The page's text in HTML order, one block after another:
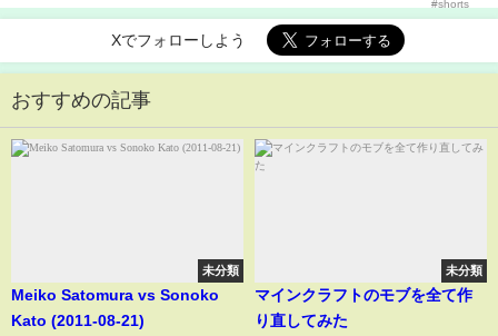
Xでフォローしよう
おすすめの記事
未分類
Meiko Satomura vs Sonoko
Kato (2011-08-21)
未分類
マインクラフトのモブを全て作
り直してみた